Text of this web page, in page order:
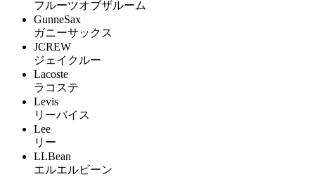
フルーツオブザルーム
GunneSax
ガニーサックス
JCREW
ジェイクルー
Lacoste
ラコステ
Levis
リーバイス
Lee
リー
LLBean
エルエルビーン